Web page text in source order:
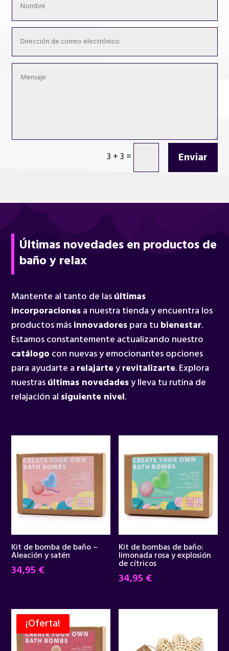
3 + 3 = Enviar
Últimas novedades en productos de
baño y relax
Mantente al tanto de lasúltimas
incorporacionesa nuestra tienda y encuentra los
productos másinnovadorespara tu bienestar.
Estamos constantemente actualizando nuestro
catálogo con nuevas y emocionantes opciones
para ayudarte a relajarteyrevitalizarte. Explora
nuestrasúltimas novedadesy lleva tu rutina de
relajación al siguiente nivel.
Kit de bomba de baño –
Aleación y satén
34,95 €
Kit de bombas de baño:
limonada rosa y explosión
de cítricos
34,95 €
¡Oferta!